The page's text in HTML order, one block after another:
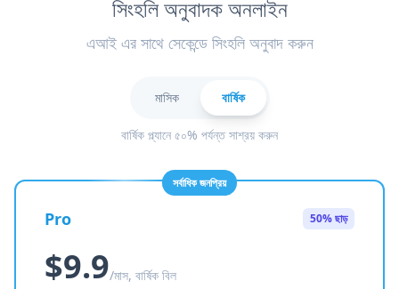
সিংহলি অনুবাদক অনলাইন
এআই এর সাথে সেকেন্ডে সিংহলি অনুবাদ করুন
মাসিক বার্ষিক
বার্ষিক প্ল্যানে ৫০% পর্যন্ত সাশ্রয় করুন
সর্বাধিক জনপ্রিয়
Pro 50% ছাড়
$9.9/মাস, বার্ষিক বিল